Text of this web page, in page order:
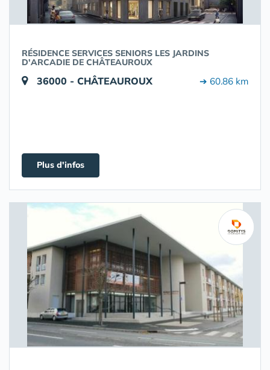
RÉSIDENCE SERVICES SENIORS LES JARDINS
D'ARCADIE DE CHÂTEAUROUX
36000 - CHÂTEAUROUX ➔ 60.86 km
Plus d'infos